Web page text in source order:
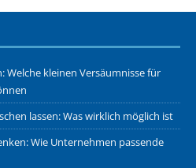
Welche kleinen Versäumnisse für
lassen: Was wirklich möglich ist
Wie Unternehmen passende